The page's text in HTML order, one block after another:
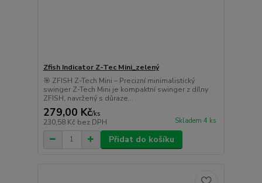
Zfish Indicator Z-Tec Mini_zelený
🎯 ZFISH Z-Tech Mini – Precizní minimalistický
swinger Z-Tech Mini je kompaktní swinger z dílny
ZFISH, navržený s důraze...
279,00 Kč/ks
230,58 Kč bez DPH Skladem 4 ks
Přidat do košíku